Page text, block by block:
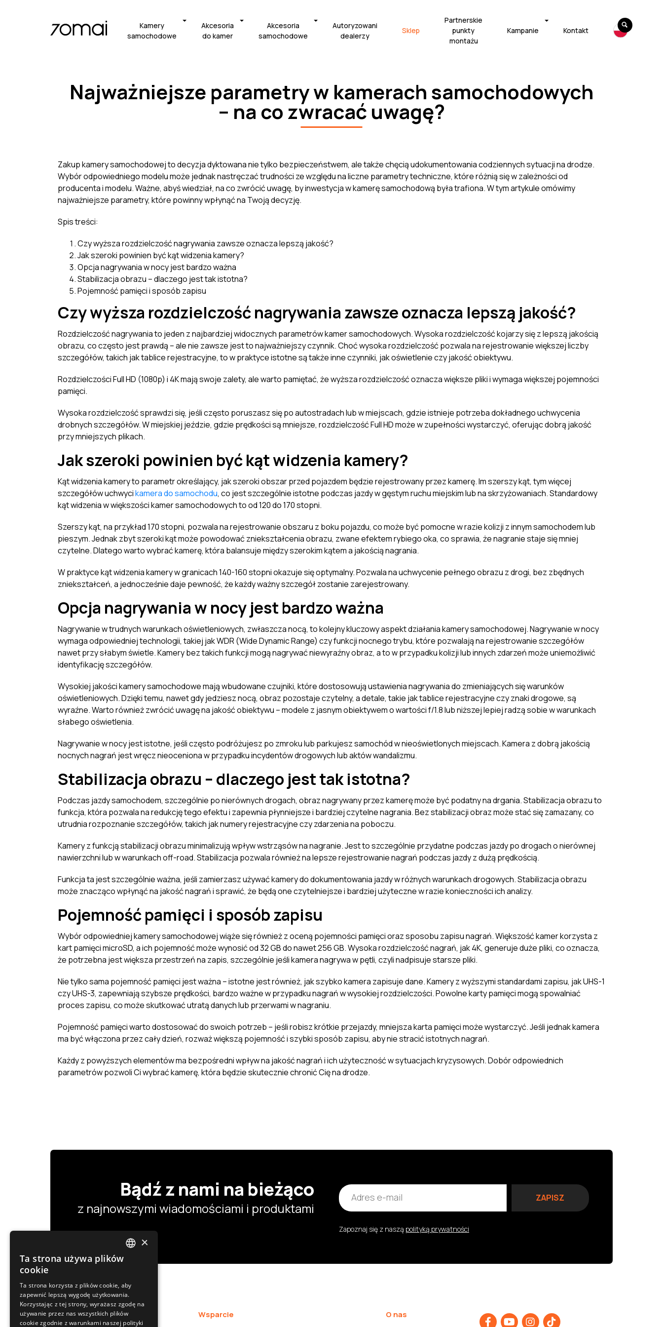
Kamery
samochodowe
Akcesoria
do kamer
Akcesoria
samochodowe
Autoryzowani
dealerzy
Sklep
Partnerskie
punkty
montażu
Kampanie Kontakt
Najważniejsze parametry w kamerach samochodowych
– na co zwracać uwagę?
Zakup kamery samochodowej to decyzja dyktowana nie tylko bezpieczeństwem, ale także chęcią udokumentowania codziennych sytuacji na drodze.
Wybór odpowiedniego modelu może jednak nastręczać trudności ze względu na liczne parametry techniczne, które różnią się w zależności od
producenta i modelu. Ważne, abyś wiedział, na co zwrócić uwagę, by inwestycja w kamerę samochodową była trafiona. W tym artykule omówimy
najważniejsze parametry, które powinny wpłynąć na Twoją decyzję.
Spis treści:
Czy wyższa rozdzielczość nagrywania zawsze oznacza lepszą jakość?
Jak szeroki powinien być kąt widzenia kamery?
Opcja nagrywania w nocy jest bardzo ważna
Stabilizacja obrazu – dlaczego jest tak istotna?
Pojemność pamięci i sposób zapisu
Czy wyższa rozdzielczość nagrywania zawsze oznacza lepszą jakość?
Rozdzielczość nagrywania to jeden z najbardziej widocznych parametrów kamer samochodowych. Wysoka rozdzielczość kojarzy się z lepszą jakością
obrazu, co często jest prawdą – ale nie zawsze jest to najważniejszy czynnik. Choć wysoka rozdzielczość pozwala na rejestrowanie większej liczby
szczegółów, takich jak tablice rejestracyjne, to w praktyce istotne są także inne czynniki, jak oświetlenie czy jakość obiektywu.
Rozdzielczości Full HD (1080p) i 4K mają swoje zalety, ale warto pamiętać, że wyższa rozdzielczość oznacza większe pliki i wymaga większej pojemności
pamięci.
Wysoka rozdzielczość sprawdzi się, jeśli często poruszasz się po autostradach lub w miejscach, gdzie istnieje potrzeba dokładnego uchwycenia
drobnych szczegółów. W miejskiej jeździe, gdzie prędkości są mniejsze, rozdzielczość Full HD może w zupełności wystarczyć, oferując dobrą jakość
przy mniejszych plikach.
Jak szeroki powinien być kąt widzenia kamery?
Kąt widzenia kamery to parametr określający, jak szeroki obszar przed pojazdem będzie rejestrowany przez kamerę. Im szerszy kąt, tym więcej
szczegółów uchwycikamera do samochodu, co jest szczególnie istotne podczas jazdy w gęstym ruchu miejskim lub na skrzyżowaniach. Standardowy
kąt widzenia w większości kamer samochodowych to od 120 do 170 stopni.
Szerszy kąt, na przykład 170 stopni, pozwala na rejestrowanie obszaru z boku pojazdu, co może być pomocne w razie kolizji z innym samochodem lub
pieszym. Jednak zbyt szeroki kąt może powodować zniekształcenia obrazu, zwane efektem rybiego oka, co sprawia, że nagranie staje się mniej
czytelne. Dlatego warto wybrać kamerę, która balansuje między szerokim kątem a jakością nagrania.
W praktyce kąt widzenia kamery w granicach 140-160 stopni okazuje się optymalny. Pozwala na uchwycenie pełnego obrazu z drogi, bez zbędnych
zniekształceń, a jednocześnie daje pewność, że każdy ważny szczegół zostanie zarejestrowany.
Opcja nagrywania w nocy jest bardzo ważna
Nagrywanie w trudnych warunkach oświetleniowych, zwłaszcza nocą, to kolejny kluczowy aspekt działania kamery samochodowej. Nagrywanie w nocy
wymaga odpowiedniej technologii, takiej jak WDR (Wide Dynamic Range) czy funkcji nocnego trybu, które pozwalają na rejestrowanie szczegółów
nawet przy słabym świetle. Kamery bez takich funkcji mogą nagrywać niewyraźny obraz, a to w przypadku kolizji lub innych zdarzeń może uniemożliwić
identyfikację szczegółów.
Wysokiej jakości kamery samochodowe mają wbudowane czujniki, które dostosowują ustawienia nagrywania do zmieniających się warunków
oświetleniowych. Dzięki temu, nawet gdy jedziesz nocą, obraz pozostaje czytelny, a detale, takie jak tablice rejestracyjne czy znaki drogowe, są
wyraźne. Warto również zwrócić uwagę na jakość obiektywu – modele z jasnym obiektywem o wartości f/1.8 lub niższej lepiej radzą sobie w warunkach
słabego oświetlenia.
Nagrywanie w nocy jest istotne, jeśli często podróżujesz po zmroku lub parkujesz samochód w nieoświetlonych miejscach. Kamera z dobrą jakością
nocnych nagrań jest wręcz nieoceniona w przypadku incydentów drogowych lub aktów wandalizmu.
Stabilizacja obrazu – dlaczego jest tak istotna?
Podczas jazdy samochodem, szczególnie po nierównych drogach, obraz nagrywany przez kamerę może być podatny na drgania. Stabilizacja obrazu to
funkcja, która pozwala na redukcję tego efektu i zapewnia płynniejsze i bardziej czytelne nagrania. Bez stabilizacji obraz może stać się zamazany, co
utrudnia rozpoznanie szczegółów, takich jak numery rejestracyjne czy zdarzenia na poboczu.
Kamery z funkcją stabilizacji obrazu minimalizują wpływ wstrząsów na nagranie. Jest to szczególnie przydatne podczas jazdy po drogach o nierównej
nawierzchni lub w warunkach off-road. Stabilizacja pozwala również na lepsze rejestrowanie nagrań podczas jazdy z dużą prędkością.
Funkcja ta jest szczególnie ważna, jeśli zamierzasz używać kamery do dokumentowania jazdy w różnych warunkach drogowych. Stabilizacja obrazu
może znacząco wpłynąć na jakość nagrań i sprawić, że będą one czytelniejsze i bardziej użyteczne w razie konieczności ich analizy.
Pojemność pamięci i sposób zapisu
Wybór odpowiedniej kamery samochodowej wiąże się również z oceną pojemności pamięci oraz sposobu zapisu nagrań. Większość kamer korzysta z
kart pamięci microSD, a ich pojemność może wynosić od 32 GB do nawet 256 GB. Wysoka rozdzielczość nagrań, jak 4K, generuje duże pliki, co oznacza,
że potrzebna jest większa przestrzeń na zapis, szczególnie jeśli kamera nagrywa w pętli, czyli nadpisuje starsze pliki.
Nie tylko sama pojemność pamięci jest ważna – istotne jest również, jak szybko kamera zapisuje dane. Kamery z wyższymi standardami zapisu, jak UHS-1
czy UHS-3, zapewniają szybsze prędkości, bardzo ważne w przypadku nagrań w wysokiej rozdzielczości. Powolne karty pamięci mogą spowalniać
proces zapisu, co może skutkować utratą danych lub przerwami w nagraniu.
Pojemność pamięci warto dostosować do swoich potrzeb – jeśli robisz krótkie przejazdy, mniejsza karta pamięci może wystarczyć. Jeśli jednak kamera
ma być włączona przez cały dzień, rozważ większą pojemność i szybki sposób zapisu, aby nie stracić istotnych nagrań.
Każdy z powyższych elementów ma bezpośredni wpływ na jakość nagrań i ich użyteczność w sytuacjach kryzysowych. Dobór odpowiednich
parametrów pozwoli Ci wybrać kamerę, która będzie skutecznie chronić Cię na drodze.
Bądź z nami na bieżąco
z najnowszymi wiadomościami i produktami
Zapoznaj się z naszą polityką prywatności
Oferta
Wsparcie
O nas
ENGLISH
×
Ta strona używa plików
cookie
Ta strona korzysta z plików cookie, aby
zapewnić lepszą wygodę użytkowania.
Korzystając z tej strony, wyrażasz zgodę na
używanie przez nas wszystkich plików
cookie zgodnie z warunkami naszej polityki